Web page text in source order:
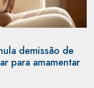
demissão de
para amamentar